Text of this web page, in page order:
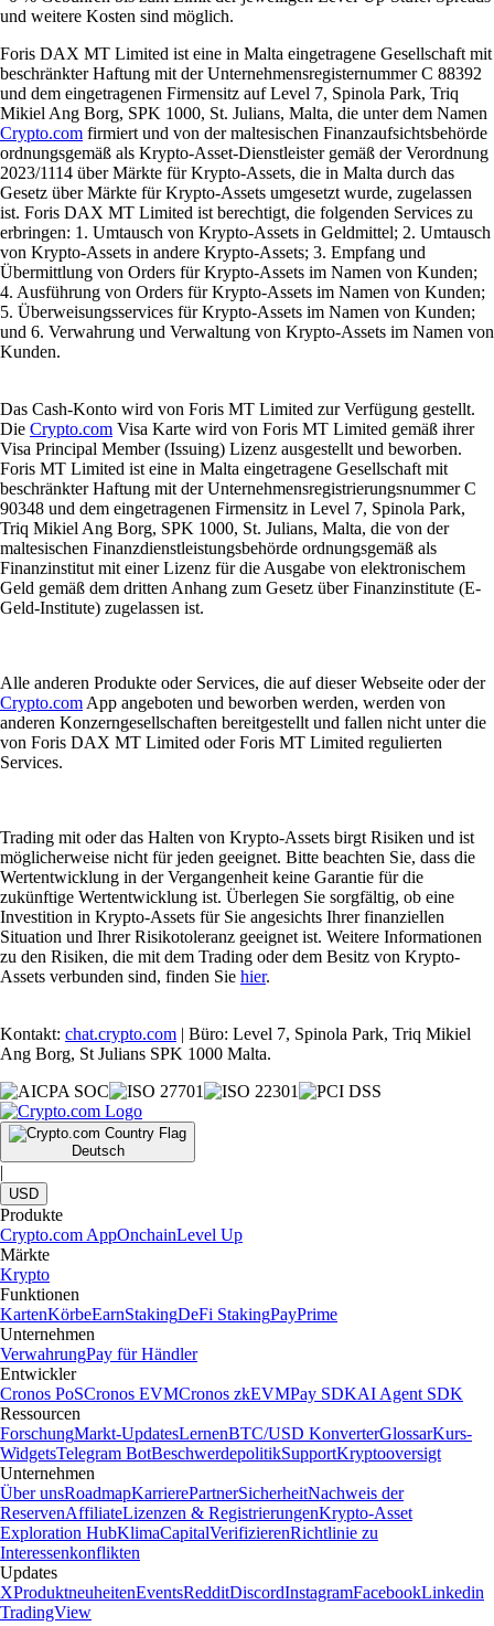
und weitere Kosten sind möglich.
Foris DAX MT Limited ist eine in Malta eingetragene Gesellschaft mit
beschränkter Haftung mit der Unternehmensregisternummer C 88392
und dem eingetragenen Firmensitz auf Level 7, Spinola Park, Triq
Mikiel Ang Borg, SPK 1000, St. Julians, Malta, die unter dem Namen
Crypto.com firmiert und von der maltesischen Finanzaufsichtsbehörde
ordnungsgemäß als Krypto-Asset-Dienstleister gemäß der Verordnung
2023/1114 über Märkte für Krypto-Assets, die in Malta durch das
Gesetz über Märkte für Krypto-Assets umgesetzt wurde, zugelassen
ist. Foris DAX MT Limited ist berechtigt, die folgenden Services zu
erbringen: 1. Umtausch von Krypto-Assets in Geldmittel; 2. Umtausch
von Krypto-Assets in andere Krypto-Assets; 3. Empfang und
Übermittlung von Orders für Krypto-Assets im Namen von Kunden;
4. Ausführung von Orders für Krypto-Assets im Namen von Kunden;
5. Überweisungsservices für Krypto-Assets im Namen von Kunden;
und 6. Verwahrung und Verwaltung von Krypto-Assets im Namen von
Kunden.
Das Cash-Konto wird von Foris MT Limited zur Verfügung gestellt.
Die Crypto.com Visa Karte wird von Foris MT Limited gemäß ihrer
Visa Principal Member (Issuing) Lizenz ausgestellt und beworben.
Foris MT Limited ist eine in Malta eingetragene Gesellschaft mit
beschränkter Haftung mit der Unternehmensregistrierungsnummer C
90348 und dem eingetragenen Firmensitz in Level 7, Spinola Park,
Triq Mikiel Ang Borg, SPK 1000, St. Julians, Malta, die von der
maltesischen Finanzdienstleistungsbehörde ordnungsgemäß als
Finanzinstitut mit einer Lizenz für die Ausgabe von elektronischem
Geld gemäß dem dritten Anhang zum Gesetz über Finanzinstitute (E-
Geld-Institute) zugelassen ist.
Alle anderen Produkte oder Services, die auf dieser Webseite oder der
Crypto.com App angeboten und beworben werden, werden von
anderen Konzerngesellschaften bereitgestellt und fallen nicht unter die
von Foris DAX MT Limited oder Foris MT Limited regulierten
Services.
Trading mit oder das Halten von Krypto-Assets birgt Risiken und ist
möglicherweise nicht für jeden geeignet. Bitte beachten Sie, dass die
Wertentwicklung in der Vergangenheit keine Garantie für die
zukünftige Wertentwicklung ist. Überlegen Sie sorgfältig, ob eine
Investition in Krypto-Assets für Sie angesichts Ihrer finanziellen
Situation und Ihrer Risikotoleranz geeignet ist. Weitere Informationen
zu den Risiken, die mit dem Trading oder dem Besitz von Krypto-
Assets verbunden sind, finden Sie hier.
Kontakt: chat.crypto.com | Büro: Level 7, Spinola Park, Triq Mikiel
Ang Borg, St Julians SPK 1000 Malta.
Deutsch
|
USD
Produkte
Crypto.com AppOnchainLevel Up
Märkte
Krypto
Funktionen
KartenKörbeEarnStakingDeFi StakingPayPrime
Unternehmen
VerwahrungPay für Händler
Entwickler
Cronos PoSCronos EVMCronos zkEVMPay SDKAI Agent SDK
Ressourcen
ForschungMarkt-UpdatesLernenBTC/USD KonverterGlossarKurs-
WidgetsTelegram BotBeschwerdepolitikSupportKryptooversigt
Unternehmen
Über unsRoadmapKarrierePartnerSicherheitNachweis der
ReservenAffiliateLizenzen & RegistrierungenKrypto-Asset
Exploration HubKlimaCapitalVerifizierenRichtlinie zu
Interessenkonflikten
Updates
XProduktneuheitenEventsRedditDiscordInstagramFacebookLinkedin
TradingView